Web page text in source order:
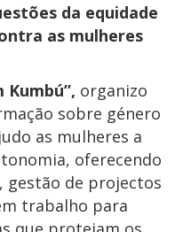
da equidade
as mulheres
Kumbú”, organizo
sobre género
as mulheres a
oferecendo
gestão de projectos
trabalho para